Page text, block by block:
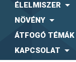
ÉLELMISZER
NÖVÉNY
ÁTFOGÓ TÉMÁK
KAPCSOLAT